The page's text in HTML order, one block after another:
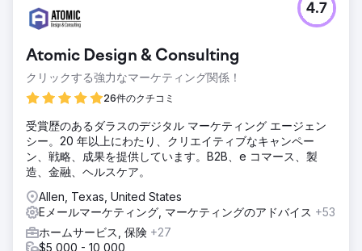
Atomic Design & Consulting
クリックする強力なマーケティング関係！
26件のクチコミ
4.7
受賞歴のあるダラスのデジタル マーケティング エージェン
シー。20 年以上にわたり、クリエイティブなキャンペー
ン、戦略、成果を提供しています。B2B、e コマース、製
造、金融、ヘルスケア。
Allen, Texas, United States
Eメールマーケティング, マーケティングのアドバイス +53
ホームサービス, 保険 +27
$5,000 - 10,000